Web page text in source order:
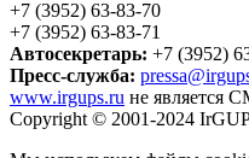
+7 (3952) 63-83-70
+7 (3952) 63-83-71
Автосекретарь: +7 (3952)
Пресс-служба:
www.irgups.ru не является
Copyright © 2001-2024